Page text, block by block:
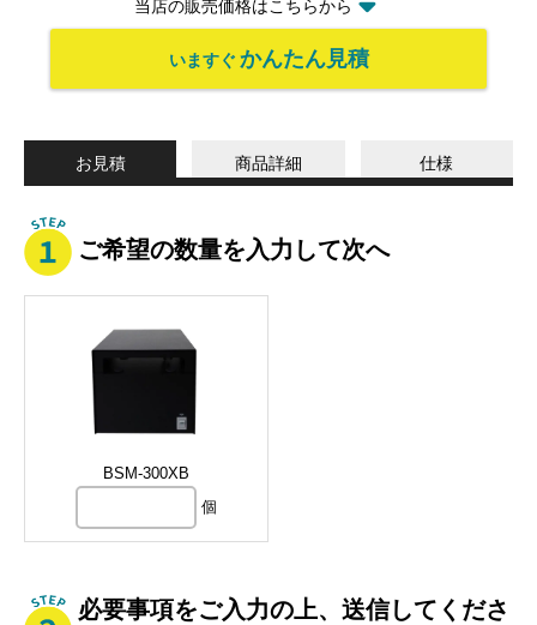
当店の販売価格はこちらから
いますぐ かんたん見積
お見積 商品詳細 仕様
ご希望の数量を入力して次へ
BSM-300XB
個
必要事項をご入力の上、送信してくださ